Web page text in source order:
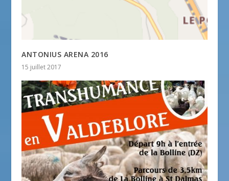
ANTONIUS ARENA 2016
15 juillet 2017